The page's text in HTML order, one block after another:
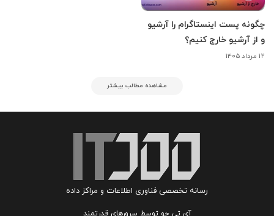
چگونه پست اینستاگرام را آرشیو
و از آرشیو خارج کنیم؟
۱۲ مرداد ۱۴۰۵
مشاهده مطالب بیشتر
رسانه تخصصی فناوری اطلاعات و مراکز داده
آی تی جو توسط سرورهای قدرتمند